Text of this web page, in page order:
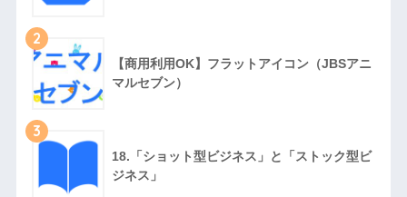
2
【商用利用OK】フラットアイコン（JBSアニ
マルセブン）
3
18.「ショット型ビジネス」と「ストック型ビ
ジネス」